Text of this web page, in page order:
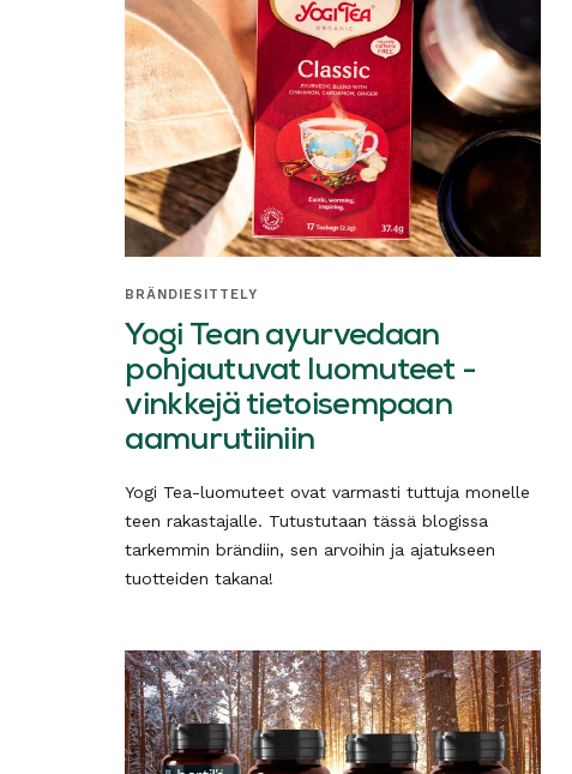
BRÄNDIESITTELY
Yogi Tean ayurvedaan
pohjautuvat luomuteet -
vinkkejä tietoisempaan
aamurutiiniin
Yogi Tea-luomuteet ovat varmasti tuttuja monelle
teen rakastajalle. Tutustutaan tässä blogissa
tarkemmin brändiin, sen arvoihin ja ajatukseen
tuotteiden takana!